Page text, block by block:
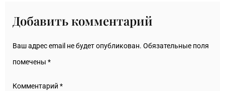
Добавить комментарий
Ваш адрес email не будет опубликован. Обязательные поля
помечены *
Комментарий *